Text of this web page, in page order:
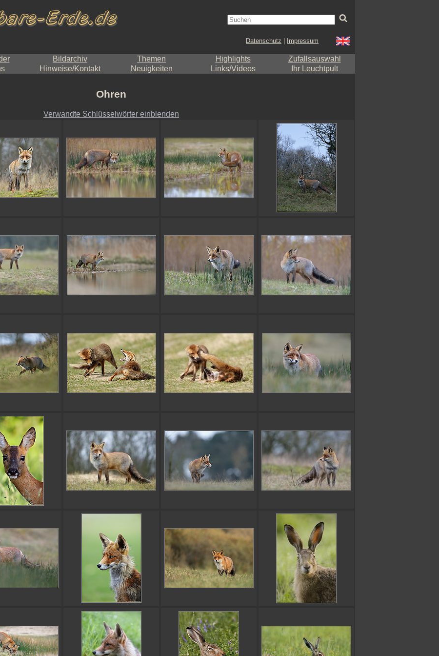
Datenschutz Impressum
Bildarchiv Themen Highlights
Zufallsauswahl
Hinweise/Kontakt Neuigkeiten Links/Videos Ihr Leuchtpult
Ohren
Verwandte Schlüsselwörter einblenden